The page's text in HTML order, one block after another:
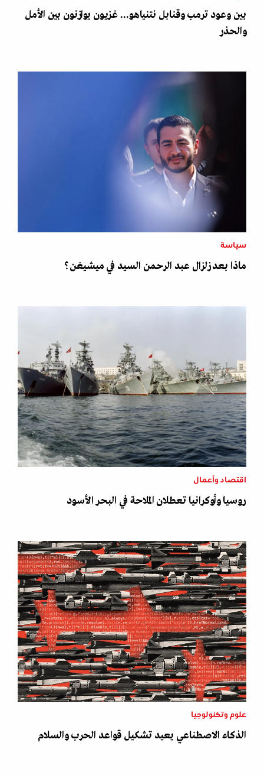
بين وعود ترمب وقنابل نتنياهو... غزيون يوازنون بين الأمل
والحذر
سياسة
ماذا بعد زلزال عبد الرحمن السيد في ميشيغن؟
اقتصاد وأعمال
روسيا وأوكرانيا تعطلان الملاحة في البحر الأسود
علوم وتكنولوجيا
الذكاء الاصطناعي يعيد تشكيل قواعد الحرب والسلام